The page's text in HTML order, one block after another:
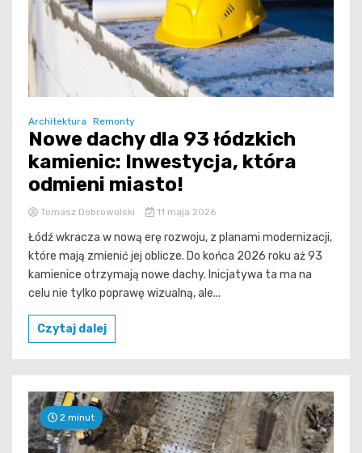
Architektura Remonty
Nowe dachy dla 93 łódzkich
kamienic: Inwestycja, która
odmieni miasto!
Tomasz Dobrowolski 11 maja 2026
Łódź wkracza w nową erę rozwoju, z planami modernizacji,
które mają zmienić jej oblicze. Do końca 2026 roku aż 93
kamienice otrzymają nowe dachy. Inicjatywa ta ma na
celu nie tylko poprawę wizualną, ale...
Czytaj dalej
2 minut